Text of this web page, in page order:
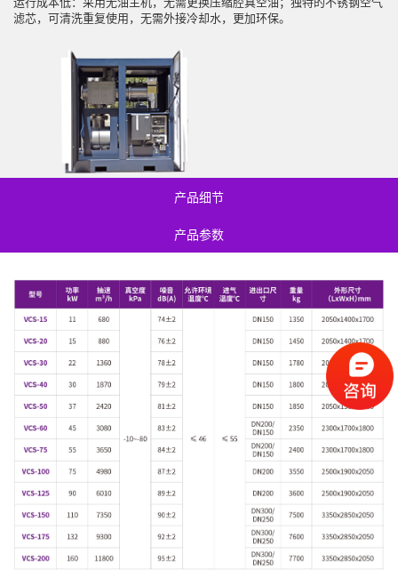
滤芯，可清洗重复使用，无需外接冷却水，更加环保。
产品细节
产品参数